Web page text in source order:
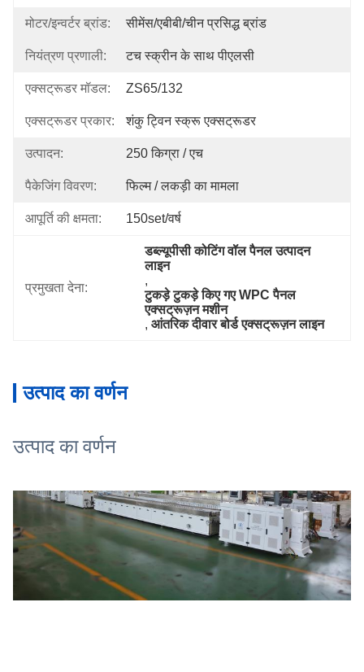
मोटर/इन्वर्टर ब्रांड: सीमेंस/एबीबी/चीन प्रसिद्ध ब्रांड
नियंत्रण प्रणाली: टच स्क्रीन के साथ पीएलसी
एक्सट्रूडर मॉडल: ZS65/132
एक्सट्रूडर प्रकार: शंकु ट्विन स्क्रू एक्सट्रूडर
उत्पादन: 250 किग्रा / एच
पैकेजिंग विवरण: फिल्म / लकड़ी का मामला
आपूर्ति की क्षमता: 150set/वर्ष
प्रमुखता देना:
डब्ल्यूपीसी कोटिंग वॉल पैनल उत्पादन
लाइन
टुकड़े टुकड़े किए गए WPC पैनल
एक्सट्रूज़न मशीन
, आंतरिक दीवार बोर्ड एक्सट्रूज़न लाइन
उत्पाद का वर्णन
उत्पाद का वर्णन